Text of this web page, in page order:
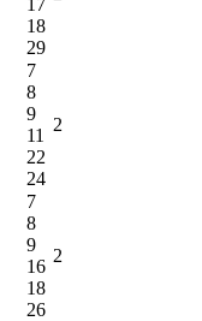
18
29
7
8
9
11
22
24
2
7
8
9
16
18
26
2